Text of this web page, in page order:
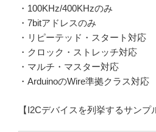
・100KHz/400KHzのみ
・7bitアドレスのみ
・リピーテッド・スタート対応
・クロック・ストレッチ対応
・マルチ・マスター対応
・ArduinoのWire準拠クラス対応
【I2Cデバイスを列挙するサンプ